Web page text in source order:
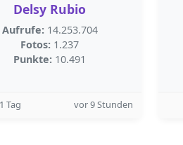
Delsy Rubio
Aufrufe: 14.253.704
Fotos: 1.237
Punkte: 10.491
Tag vor 9 Stunden